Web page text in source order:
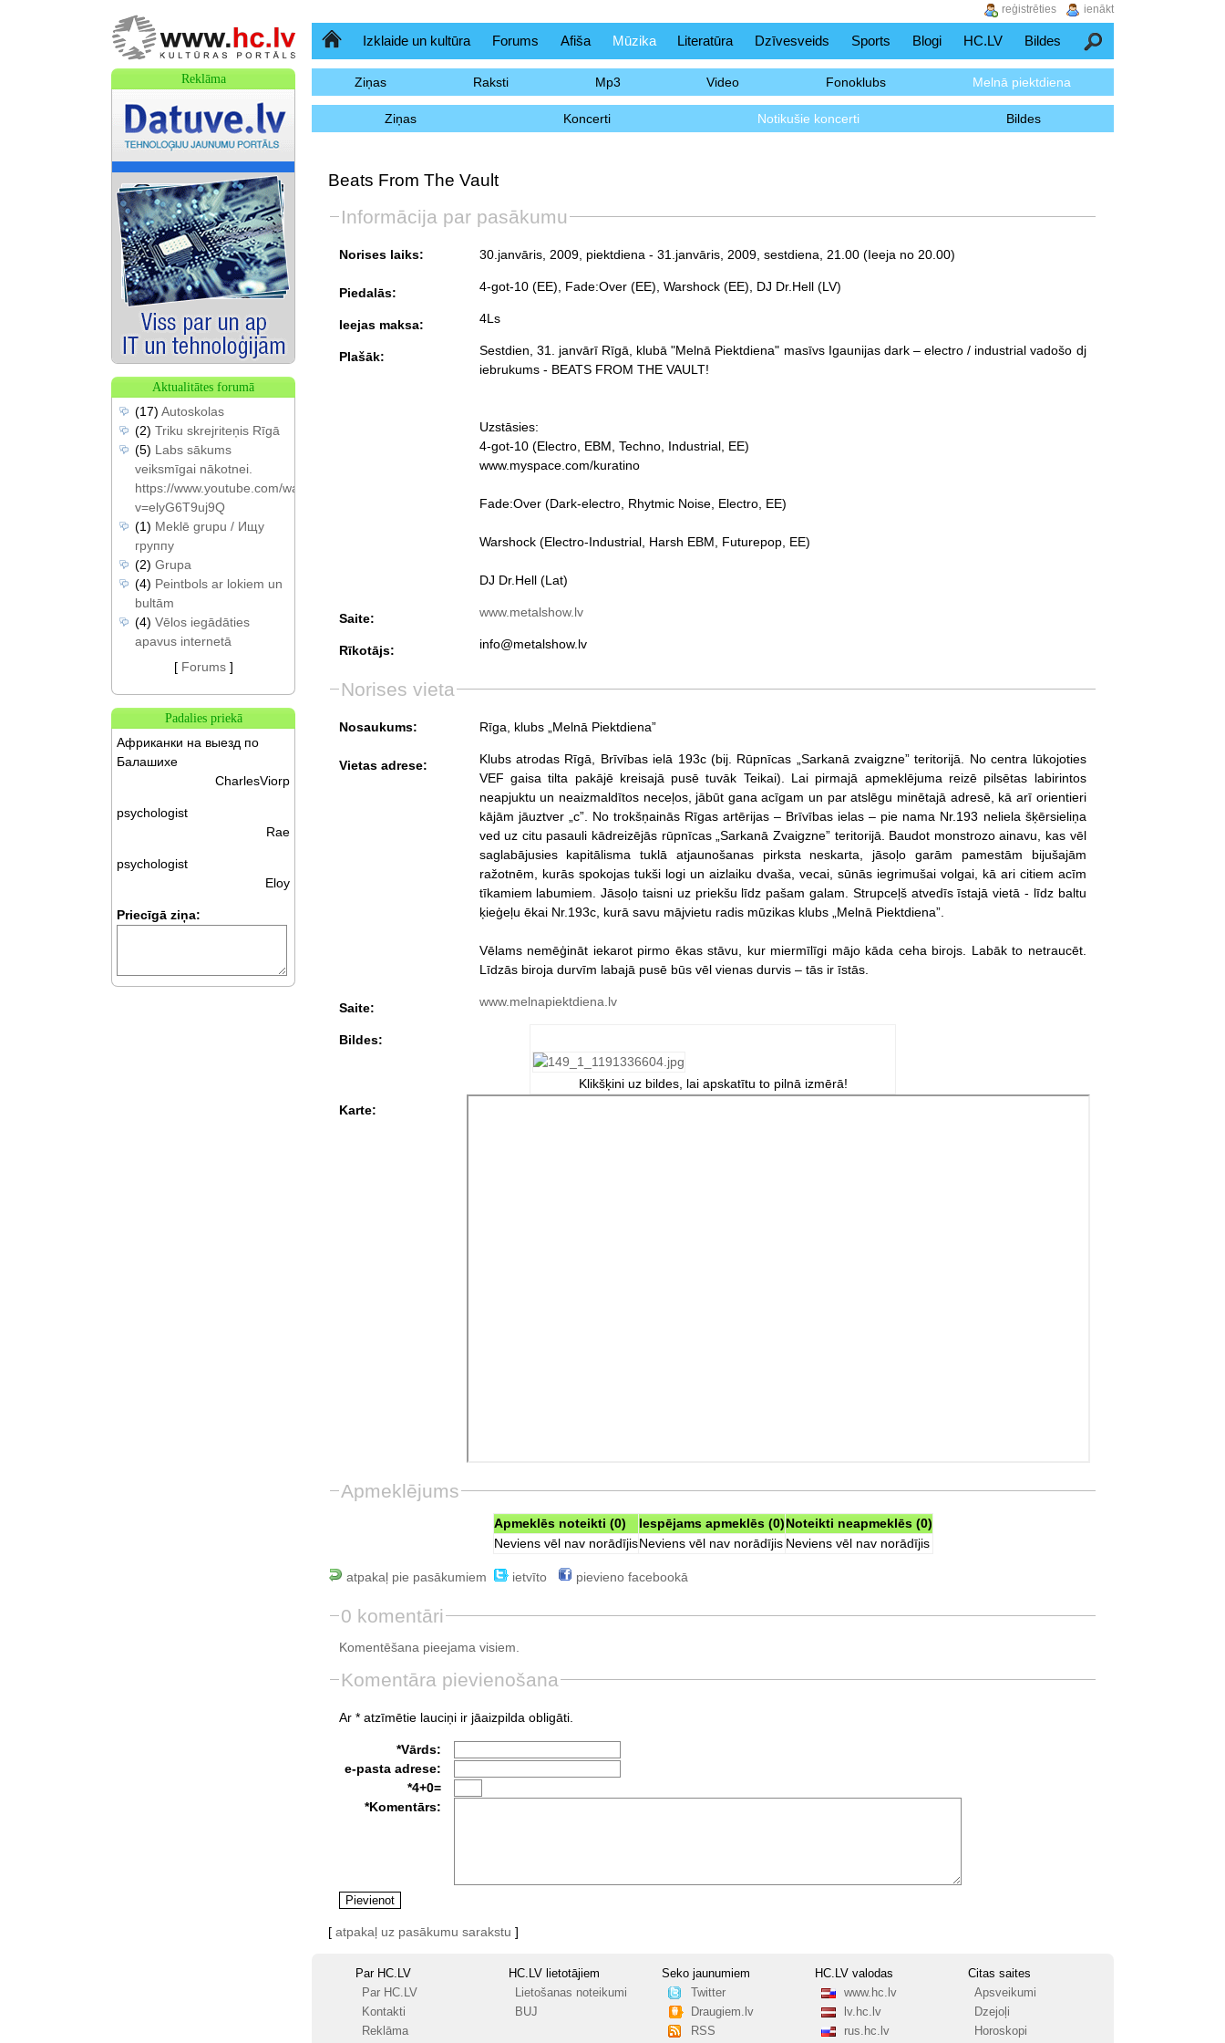
SākumlapaIzklaide un kultūra Forums Afiša Mūzika Literatūra Dzīvesveids Sports Blogi HC.LV Bildes Meklēšana
Ziņas Raksti Mp3 Video Fonoklubs Melnā piektdiena
Ziņas Koncerti Notikušie koncerti Bildes
Beats From The Vault
Informācija par pasākumu
Norises laiks: 30.janvāris, 2009, piektdiena - 31.janvāris, 2009, sestdiena , 21.00 (Ieeja no 20.00)
Piedalās: 4-got-10 (EE), Fade:Over (EE), Warshock (EE), DJ Dr.Hell (LV)
Ieejas maksa: 4Ls
Plašāk:
Sestdien, 31. janvārī Rīgā, klubā "Melnā Piektdiena" masīvs Igaunijas dark – electro / industrial vadošo dj
iebrukums - BEATS FROM THE VAULT!
Uzstāsies:
4-got-10 (Electro, EBM, Techno, Industrial, EE)
www.myspace.com/kuratino
Fade:Over (Dark-electro, Rhytmic Noise, Electro, EE)
Warshock (Electro-Industrial, Harsh EBM, Futurepop, EE)
DJ Dr.Hell (Lat)
Saite: www.metalshow.lv
Rīkotājs: info@metalshow.lv
Norises vieta
Nosaukums: Rīga, klubs „Melnā Piektdiena”
Vietas adrese:
Klubs atrodas Rīgā, Brīvības ielā 193c (bij. Rūpnīcas „Sarkanā zvaigzne” teritorijā. No centra lūkojoties
VEF gaisa tilta pakājē kreisajā pusē tuvāk Teikai). Lai pirmajā apmeklējuma reizē pilsētas labirintos
neapjuktu un neaizmaldītos neceļos, jābūt gana acīgam un par atslēgu minētajā adresē, kā arī orientieri
kājām jāuztver „c”. No trokšņainās Rīgas artērijas – Brīvības ielas – pie nama Nr.193 neliela šķērsieliņa
ved uz citu pasauli kādreizējās rūpnīcas „Sarkanā Zvaigzne” teritorijā. Baudot monstrozo ainavu, kas vēl
saglabājusies kapitālisma tuklā atjaunošanas pirksta neskarta, jāsoļo garām pamestām bijušajām
ražotnēm, kurās spokojas tukši logi un aizlaiku dvaša, vecai, sūnās iegrimušai volgai, kā ari citiem acīm
tīkamiem labumiem. Jāsoļo taisni uz priekšu līdz pašam galam. Strupceļš atvedīs īstajā vietā - līdz baltu
ķieģeļu ēkai Nr.193c, kurā savu mājvietu radis mūzikas klubs „Melnā Piektdiena”.
Vēlams nemēģināt iekarot pirmo ēkas stāvu, kur miermīlīgi mājo kāda ceha birojs. Labāk to netraucēt.
Līdzās biroja durvīm labajā pusē būs vēl vienas durvis – tās ir īstās.
Saite: www.melnapiektdiena.lv
Bildes:
Klikšķini uz bildes, lai apskatītu to pilnā izmērā!
Karte:
Apmeklējums
Apmeklēs noteikti (0) Iespējams apmeklēs (0)Noteikti neapmeklēs (0)
Neviens vēl nav norādījisNeviens vēl nav norādījis Neviens vēl nav norādījis
atpakaļ pie pasākumiem ietvīto pievieno facebookā
0 komentāri
Komentēšana pieejama visiem.
Komentāra pievienošana
Ar * atzīmētie lauciņi ir jāaizpilda obligāti.
*Vārds:
e-pasta adrese:
*4+0=
*Komentārs:
[ atpakaļ uz pasākumu sarakstu ]
Par HC.LV
Par HC.LV
Kontakti
Reklāma
HC.LV lietotājiem
Lietošanas noteikumi
BUJ
Seko jaunumiem
Twitter
Draugiem.lv
RSS
HC.LV valodas
www.hc.lv
lv.hc.lv
rus.hc.lv
Citas saites
Apsveikumi
Dzejoļi
Horoskopi
Reklāma
Aktualitātes forumā
(17) Autoskolas
(2) Triku skrejriteņis Rīgā
(5) Labs sākums
veiksmīgai nākotnei.
https://www.youtube.com/watch?
v=elyG6T9uj9Q
(1) Meklē grupu / Ищу
группу
(2) Grupa
(4) Peintbols ar lokiem un
bultām
(4) Vēlos iegādāties
apavus internetā
[ Forums]
Padalies priekā
Африканки на выезд по
Балашихе
CharlesViorp
psychologist
Rae
psychologist
Eloy
Priecīgā ziņa:
ienākt
reģistrēties